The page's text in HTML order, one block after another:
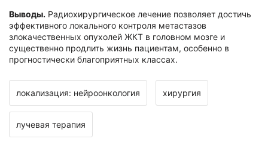
Выводы. Радиохирургическое лечение позволяет достичь
эффективного локального контроля метастазов
злокачественных опухолей ЖКТ в головном мозге и
существенно продлить жизнь пациентам, особенно в
прогностически благоприятных классах.
локализация: нейроонкология хирургия
лучевая терапия